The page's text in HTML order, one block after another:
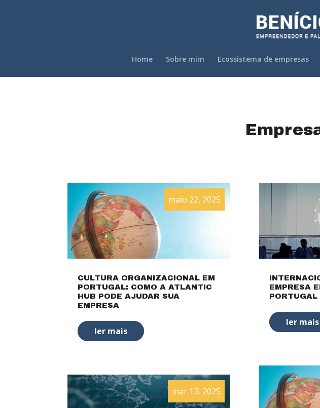
Home Sobre mim Ecossistema de empresas
CULTURA ORGANIZACIONAL EM
PORTUGAL: COMO A ATLANTIC
HUB PODE AJUDAR SUA
EMPRESA
maio 22, 2025
ler mais
mar 13, 2025
EMPRESA
PORTUGAL
ler mais